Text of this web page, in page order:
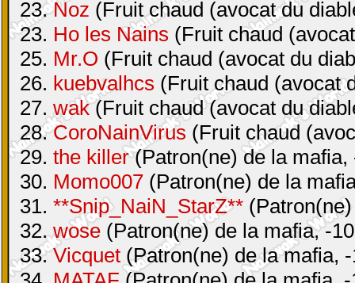
23.Noz (Fruit chaud (avocat du
23. Ho les Nains (Fruit chaud
25. Mr.O (Fruit chaud (avocat du
26. kuebvalhcs (Fruit chaud (avocat
27. wak(Fruit chaud (avocat du
28.CoroNainVirus (Fruit chaud
29. the killer(Patron(ne) de la mafia,
30. Momo007 (Patron(ne) de la
31. **Snip_NaiN_StarZ**
32.wose (Patron(ne) de la mafia, -
33.Vicquet (Patron(ne) de la mafia,